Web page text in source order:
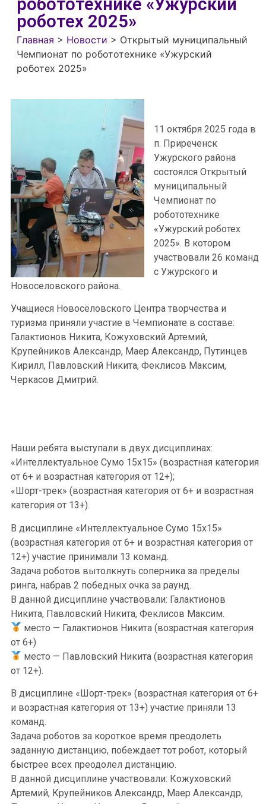
робототехнике «Ужурский
роботех 2025»
Главная > Новости > Открытый муниципальный
Чемпионат по робототехнике «Ужурский
роботех 2025»
11 октября 2025 года в
п. Приреченск
Ужурского района
состоялся Открытый
муниципальный
Чемпионат по
робототехнике
«Ужурский роботех
2025». В котором
участвовали 26 команд
с Ужурского и
Новоселовского района.
Учащиеся Новосёловского Центра творчества и
туризма приняли участие в Чемпионате в составе:
Галактионов Никита, Кожуховский Артемий,
Крупейников Александр, Маер Александр, Путинцев
Кирилл, Павловский Никита, Феклисов Максим,
Черкасов Дмитрий.
Наши ребята выступали в двух дисциплинах:
«Интеллектуальное Сумо 15х15» (возрастная категория
от 6+ и возрастная категория от 12+);
«Шорт-трек» (возрастная категория от 6+ и возрастная
категория от 13+).
В дисциплине «Интеллектуальное Сумо 15х15»
(возрастная категория от 6+ и возрастная категория от
12+) участие принимали 13 команд.
Задача роботов вытолкнуть соперника за пределы
ринга, набрав 2 победных очка за раунд.
В данной дисциплине участвовали: Галактионов
Никита, Павловский Никита, Феклисов Максим.
место — Галактионов Никита (возрастная категория
от 6+)
место — Павловский Никита (возрастная категория
от 12+).
В дисциплине «Шорт-трек» (возрастная категория от 6+
и возрастная категория от 13+) участие приняли 13
команд.
Задача роботов за короткое время преодолеть
заданную дистанцию, побеждает тот робот, который
быстрее всех преодолел дистанцию.
В данной дисциплине участвовали: Кожуховский
Артемий, Крупейников Александр, Маер Александр,